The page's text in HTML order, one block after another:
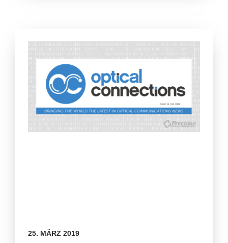
25. MÄRZ 2019